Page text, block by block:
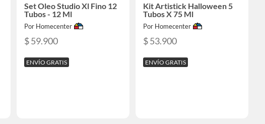
Set Oleo Studio Xl Fino 12
Tubos - 12 Ml
Por Homecenter
$ 59.900
ENVÍO GRATIS
Kit Artistick Halloween 5
Tubos X 75 Ml
Por Homecenter
$ 53.900
ENVÍO GRATIS